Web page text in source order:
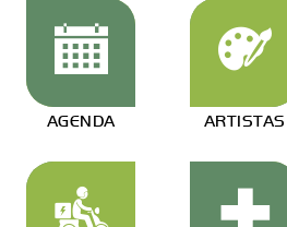
AGENDA ARTISTAS